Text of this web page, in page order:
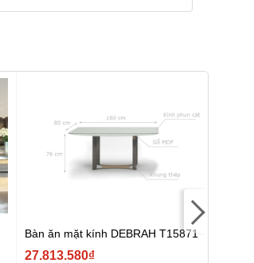
Bàn ăn mặt kính DEBRAH T15871
27.813.580₫